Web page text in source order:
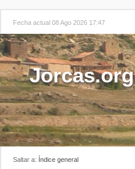
Fecha actual 08 Ago 2026 17:47
Jorcas.org
Saltar a: Índice general